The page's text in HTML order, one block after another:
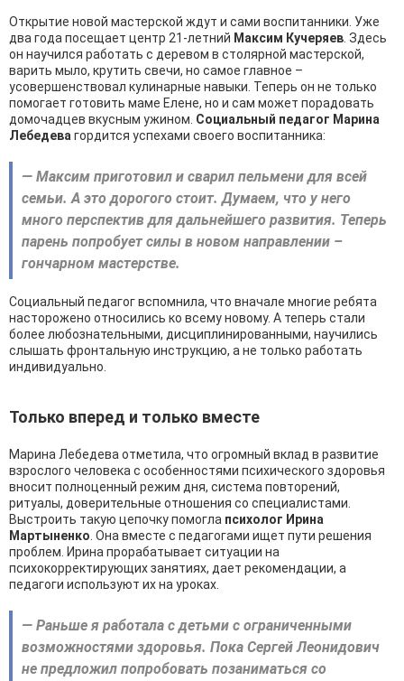
Открытие новой мастерской ждут и сами воспитанники. Уже
два года посещает центр 21-летний Максим Кучеряев . Здесь
он научился работать с деревом в столярной мастерской,
варить мыло, крутить свечи, но самое главное –
усовершенствовал кулинарные навыки. Теперь он не только
помогает готовить маме Елене, но и сам может порадовать
домочадцев вкусным ужином. Социальный педагог Марина
Лебедева гордится успехами своего воспитанника:
— Максим приготовил и сварил пельмени для всей
семьи. А это дорогого стоит. Думаем, что у него
много перспектив для дальнейшего развития. Теперь
парень попробует силы в новом направлении –
гончарном мастерстве.
Социальный педагог вспомнила, что вначале многие ребята
насторожено относились ко всему новому. А теперь стали
более любознательными, дисциплинированными, научились
слышать фронтальную инструкцию, а не только работать
индивидуально.
Только вперед и только вместе
Марина Лебедева отметила, что огромный вклад в развитие
взрослого человека с особенностями психического здоровья
вносит полноценный режим дня, система повторений,
ритуалы, доверительные отношения со специалистами.
Выстроить такую цепочку помогла психолог Ирина
Мартыненко . Она вместе с педагогами ищет пути решения
проблем. Ирина прорабатывает ситуации на
психокорректирующих занятиях, дает рекомендации, а
педагоги используют их на уроках.
— Раньше я работала с детьми с ограниченными
возможностями здоровья. Пока Сергей Леонидович
не предложил попробовать позаниматься со